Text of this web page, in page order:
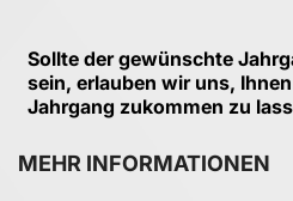
Sollte der gewünschte
sein, erlauben wir uns,
Jahrgang zukommen zu
MEHR INFORMATIONEN